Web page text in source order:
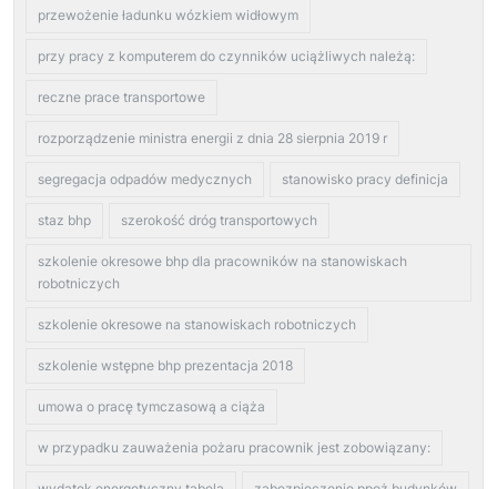
przewożenie ładunku wózkiem widłowym
przy pracy z komputerem do czynników uciążliwych należą:
reczne prace transportowe
rozporządzenie ministra energii z dnia 28 sierpnia 2019 r
segregacja odpadów medycznych stanowisko pracy definicja
staz bhp szerokość dróg transportowych
szkolenie okresowe bhp dla pracowników na stanowiskach
robotniczych
szkolenie okresowe na stanowiskach robotniczych
szkolenie wstępne bhp prezentacja 2018
umowa o pracę tymczasową a ciąża
w przypadku zauważenia pożaru pracownik jest zobowiązany: